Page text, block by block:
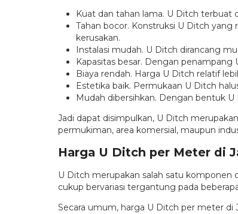
Kuat dan tahan lama. U Ditch terbuat
Tahan bocor. Konstruksi U Ditch
kerusakan.
Instalasi mudah. U Ditch dirancang
Kapasitas besar. Dengan
Biaya rendah. Harga U Ditch relatif
Estetika baik. Permukaan U Ditch
Mudah dibersihkan. Dengan bentuk
Jadi dapat disimpulkan, U Ditch
permukiman, area komersial, maupun
Harga U Ditch per Meter di
U Ditch merupakan salah satu komponen
cukup bervariasi tergantung pada
Secara umum, harga U Ditch per meter di